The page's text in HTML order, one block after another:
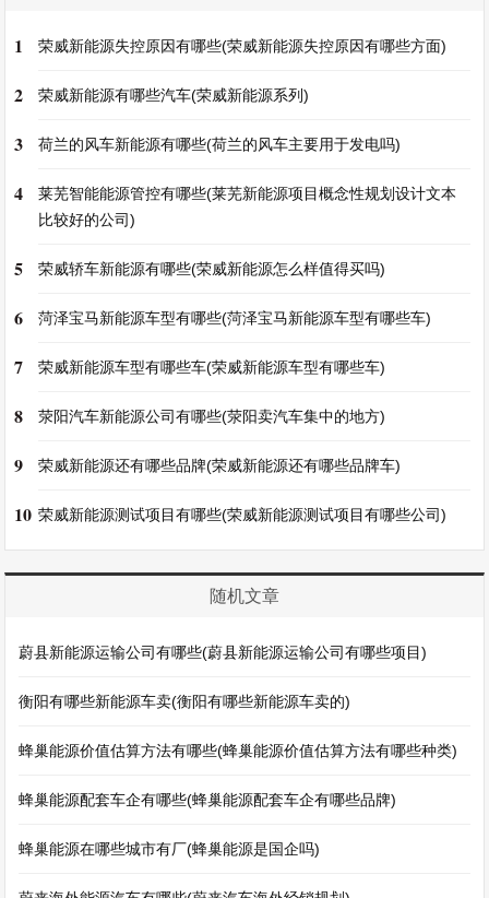
1 荣威新能源失控原因有哪些(荣威新能源失控原因有哪些方面)
2 荣威新能源有哪些汽车(荣威新能源系列)
3 荷兰的风车新能源有哪些(荷兰的风车主要用于发电吗)
4
莱芜智能能源管控有哪些(莱芜新能源项目概念性规划设计文本
比较好的公司)
5 荣威轿车新能源有哪些(荣威新能源怎么样值得买吗)
6 菏泽宝马新能源车型有哪些(菏泽宝马新能源车型有哪些车)
7 荣威新能源车型有哪些车(荣威新能源车型有哪些车)
8 荥阳汽车新能源公司有哪些(荥阳卖汽车集中的地方)
9 荣威新能源还有哪些品牌(荣威新能源还有哪些品牌车)
10 荣威新能源测试项目有哪些(荣威新能源测试项目有哪些公司)
随机文章
蔚县新能源运输公司有哪些(蔚县新能源运输公司有哪些项目)
衡阳有哪些新能源车卖(衡阳有哪些新能源车卖的)
蜂巢能源价值估算方法有哪些(蜂巢能源价值估算方法有哪些种类)
蜂巢能源配套车企有哪些(蜂巢能源配套车企有哪些品牌)
蜂巢能源在哪些城市有厂(蜂巢能源是国企吗)